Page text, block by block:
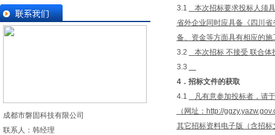
成都市磐固科技有限公司
联系人：韩经理
3.1
本次招标要求投标人须
省外企业同时应具备《四川
备、资金等方面具有相应的
3.2
本次招标 不接受 联合体
3.3
4．招标文件的获取
4.1
凡有意参加投标者，请
（网址：http://
其它招标资料电子版（含招